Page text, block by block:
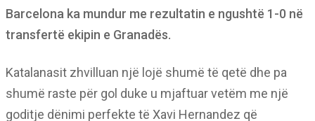
Barcelona ka mundur me rezultatin e ngushtë 1-0 në
transfertë ekipin e Granadës.
Katalanasit zhvilluan një lojë shumë të qetë dhe pa
shumë raste për gol duke u mjaftuar vetëm me një
goditje dënimi perfekte të Xavi Hernandez që